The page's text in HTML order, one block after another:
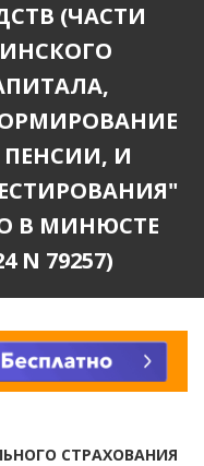
(ЧАСТИ
И
В МИНЮСТЕ
N 79257)
СТРАХОВАНИЯ